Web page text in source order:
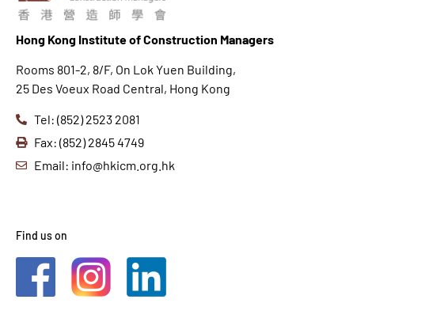
Hong Kong Institute of Construction Managers
Rooms 801-2, 8/F, On Lok Yuen Building,
25 Des Voeux Road Central, Hong Kong
Tel: (852) 2523 2081
Fax: (852) 2845 4749
Email: info@hkicm.org.hk
Find us on